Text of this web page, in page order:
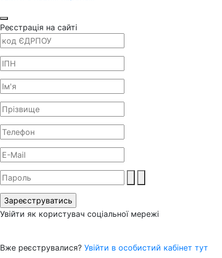
Реєстрація на сайті
Увійти як користувач соціальної мережі
Вже реєструвалися? Увійти в особистий кабінет тут